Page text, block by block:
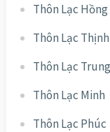
Thôn Lạc Hồng
Thôn Lạc Thịnh
Thôn Lạc Trung
Thôn Lạc Minh
Thôn Lạc Phúc